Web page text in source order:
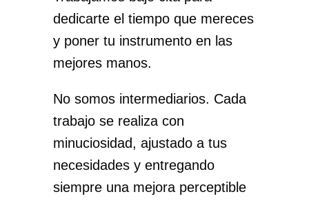
dedicarte el tiempo que mereces
y poner tu instrumento en las
mejores manos.
No somos intermediarios. Cada
trabajo se realiza con
minuciosidad, ajustado a tus
necesidades y entregando
siempre una mejora perceptible